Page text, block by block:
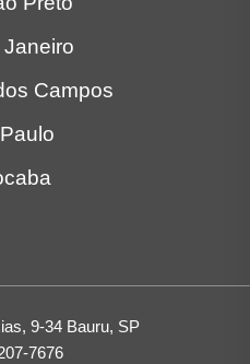
Campos
9-34 Bauru, SP
7676